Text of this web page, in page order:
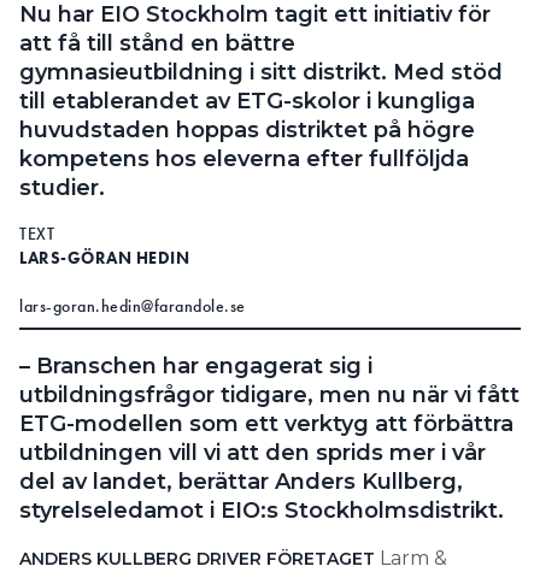
Nu har EIO Stockholm tagit ett initiativ för
att få till stånd en bättre
gymnasieutbildning i sitt distrikt. Med stöd
till etablerandet av ETG-skolor i kungliga
huvudstaden hoppas distriktet på högre
kompetens hos eleverna efter fullföljda
studier.
TEXT
LARS-GÖRAN HEDIN
lars-goran.hedin@farandole.se
– Branschen har engagerat sig i
utbildningsfrågor tidigare, men nu när vi fått
ETG-modellen som ett verktyg att förbättra
utbildningen vill vi att den sprids mer i vår
del av landet, berättar Anders Kullberg,
styrelseledamot i EIO:s Stockholmsdistrikt.
ANDERS KULLBERG DRIVER FÖRETAGET Larm &